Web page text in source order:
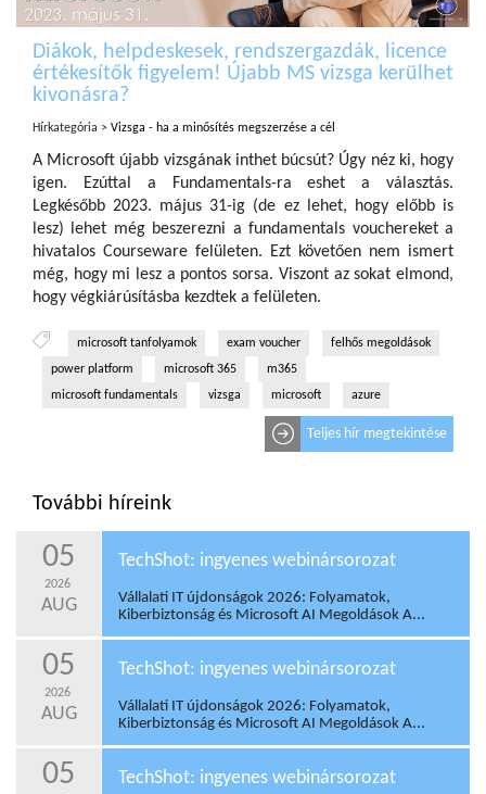
Diákok, helpdeskesek, rendszergazdák, licence
értékesítők figyelem! Újabb MS vizsga kerülhet
kivonásra?
Hírkategória > Vizsga - ha a minősítés megszerzése a cél
A Microsoft újabb vizsgának inthet búcsút? Úgy néz ki, hogy
igen. Ezúttal a Fundamentals-ra eshet a választás.
Legkésőbb 2023. május 31-ig (de ez lehet, hogy előbb is
lesz) lehet még beszerezni a fundamentals vouchereket a
hivatalos Courseware felületen. Ezt követően nem ismert
még, hogy mi lesz a pontos sorsa. Viszont az sokat elmond,
hogy végkiárúsításba kezdtek a felületen.
microsoft tanfolyamok exam voucher
felhős megoldások
power platform
microsoft 365
m365
microsoft fundamentals
vizsga microsoft azure
Teljes hír megtekintése
További híreink
05
2026
AUG
TechShot: ingyenes webinársorozat
Vállalati IT újdonságok 2026: Folyamatok,
Kiberbiztonság és Microsoft AI Megoldások A...
05
2026
AUG
TechShot: ingyenes webinársorozat
Vállalati IT újdonságok 2026: Folyamatok,
Kiberbiztonság és Microsoft AI Megoldások A...
05 TechShot: ingyenes webinársorozat